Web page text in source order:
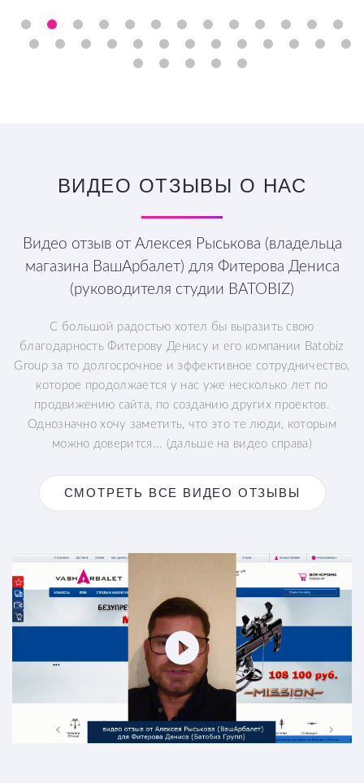
ВИДЕО ОТЗЫВЫ О НАС
Видео отзыв от Алексея Рыськова (владельца
магазина ВашАрбалет) для Фитерова Дениса
(руководителя студии BATOBIZ)
С большой радостью хотел бы выразить свою
благодарность Фитерову Денису и его компании Batobiz
Group за то долгосрочное и эффективное сотрудничество,
которое продолжается у нас уже несколько лет по
продвижению сайта, по созданию других проектов.
Однозначно хочу заметить, что это те люди, которым
можно доверится... (дальше на видео справа)
СМОТРЕТЬ ВСЕ ВИДЕО ОТЗЫВЫ